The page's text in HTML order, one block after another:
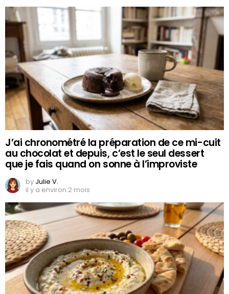
J’ai chronométré la préparation de ce mi-cuit
au chocolat et depuis, c’est le seul dessert
que je fais quand on sonne à l’improviste
by Julie V.
il y a environ 2 mois